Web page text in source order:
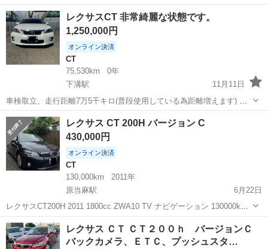
名： レクサス ■ 車種名： ＣＴ ■ グレード名： ＣＴ２００
ｈ Ｆスポーツ ワンオーナー ディーラー記録６枚 レザーシー
ト シートヒー...
神奈川 横須賀市
レクサスCT 非常綺麗な状態です。
1,250,000円
オンライン決済
CT
75,530km
0年
下溝駅
11月11日
車検取立、走行距離7万5千キロ(普段使用している為距離増えます) 目
立った傷、凹みないです。 初年度登録平成24年です。
神奈川 相模原市 下溝駅
レクサス CT 200H バージョン C
430,000円
オンライン決済
CT
130,000km
2011年
原当麻駅
6月22日
レクサスCT200H 2011 1800cc ZWA10 TV ナビゲーション 130000km
ETC シートヒーター オークション評価 ;4. B 修理履歴なし 今年の税金
は支払われました ...
神奈川 相模原市 原当麻駅
レクサス ＣＴ ＣＴ２００ｈ バージョンＣ
バックカメラ、ＥＴＣ、プッシュスタ…